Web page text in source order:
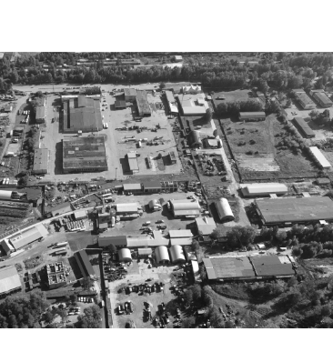
Собственное
производство
Собственные
установки для